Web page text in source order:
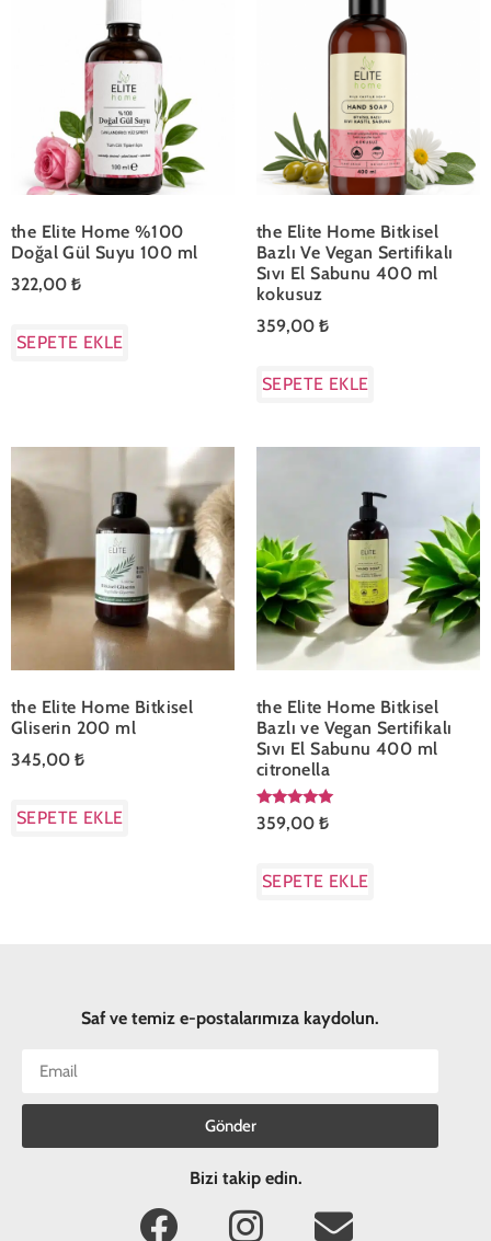
the Elite Home %100
Doğal Gül Suyu 100 ml
322,00 ₺
SEPETE EKLE
the Elite Home Bitkisel
Bazlı Ve Vegan Sertifikalı
Sıvı El Sabunu 400 ml
kokusuz
359,00 ₺
SEPETE EKLE
the Elite Home Bitkisel
Gliserin 200 ml
345,00 ₺
SEPETE EKLE
the Elite Home Bitkisel
Bazlı ve Vegan Sertifikalı
Sıvı El Sabunu 400 ml
citronella
5 üzerinden
5.00
359,00 ₺
SEPETE EKLE
Saf ve temiz e-postalarımıza kaydolun.
Gönder
Bizi takip edin.